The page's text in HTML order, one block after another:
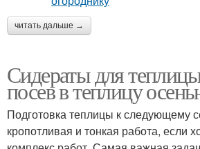
читать дальше →
Сидераты для
посев в теплицу
Подготовка теплицы к следующему
кропотливая и тонкая работа, если